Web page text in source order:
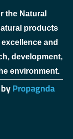
Natural
products
and
development,
environment.
Propagnda